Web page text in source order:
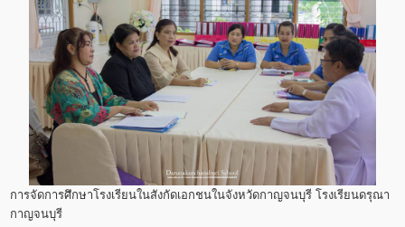
การจัดการศึกษาโรงเรียนในสังกัดเอกชนในจังหวัดกาญจนบุรี โรงเรียนดรุณา
กาญจนบุรี